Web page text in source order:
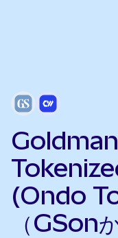
(Ondo
（GSon